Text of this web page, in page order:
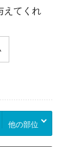
えてくれ
他の部位